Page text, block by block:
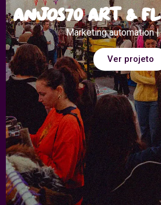
Anjos70 Art &
Marketing automation
Ver projeto